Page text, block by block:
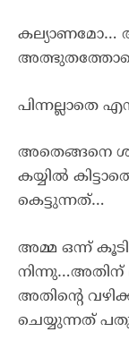
കല്യാണമോ…
പിന്നല്ലാതെ
അതെങ്ങനെ
കയ്യിൽ
കെട്ടുന്നത്…
അമ്മ ഒന്ന്
അതിന്റെ
ചെയ്യുന്നത്